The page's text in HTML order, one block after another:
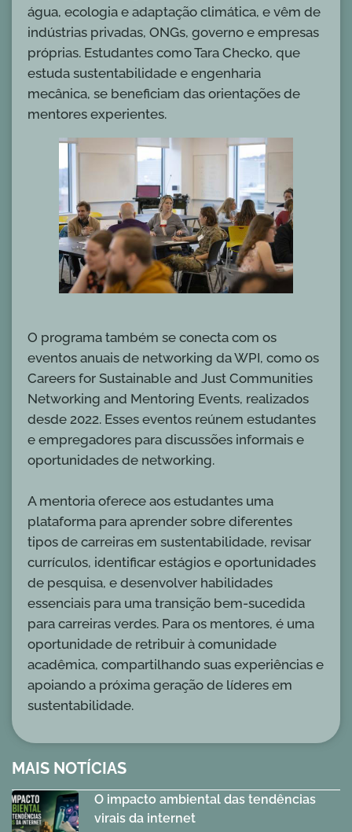
MAIS NOTÍCIAS
O impacto ambiental das tendências
virais da internet
água, ecologia e adaptação climática, e vêm de
indústrias privadas, ONGs, governo e empresas
próprias. Estudantes como Tara Checko, que
estuda sustentabilidade e engenharia
mecânica, se beneficiam das orientações de
mentores experientes.
O programa também se conecta com os
eventos anuais de networking da WPI, como os
Careers for Sustainable and Just Communities
Networking and Mentoring Events, realizados
desde 2022. Esses eventos reúnem estudantes
e empregadores para discussões informais e
oportunidades de networking.
A mentoria oferece aos estudantes uma
plataforma para aprender sobre diferentes
tipos de carreiras em sustentabilidade, revisar
currículos, identificar estágios e oportunidades
de pesquisa, e desenvolver habilidades
essenciais para uma transição bem-sucedida
para carreiras verdes. Para os mentores, é uma
oportunidade de retribuir à comunidade
acadêmica, compartilhando suas experiências e
apoiando a próxima geração de líderes em
sustentabilidade.